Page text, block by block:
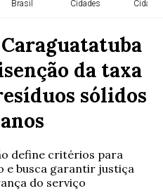
Brasil Cidades Cidades
da taxa
sólidos
define critérios para
e busca garantir justiça
do serviço